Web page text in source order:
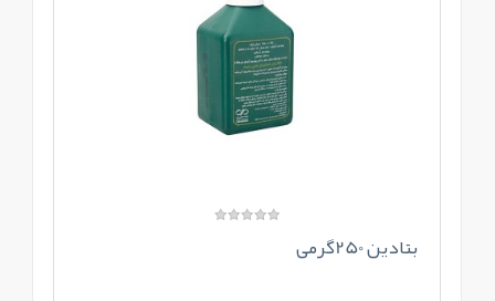
بتادین 250گرمی